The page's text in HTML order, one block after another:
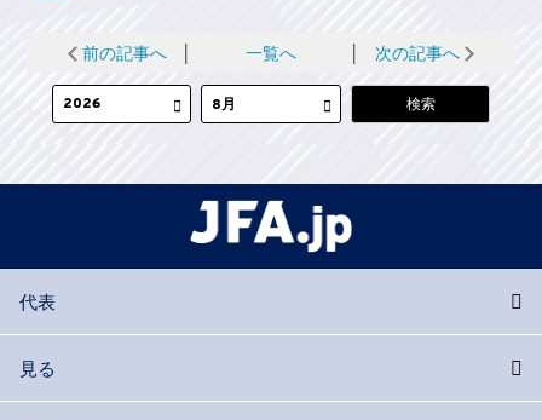
前の記事へ 一覧へ 次の記事へ
代表
見る